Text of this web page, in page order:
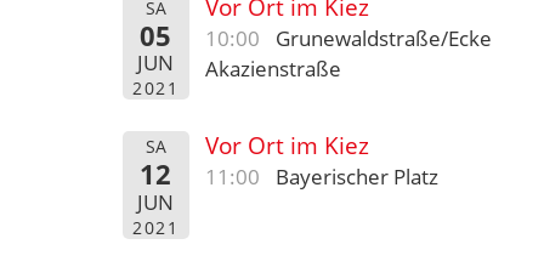
SA
05
JUN
2021
Vor Ort im Kiez
10:00
Grunewaldstraße/Ecke
Akazienstraße
SA
12
JUN
2021
Vor Ort im Kiez
11:00 Bayerischer Platz